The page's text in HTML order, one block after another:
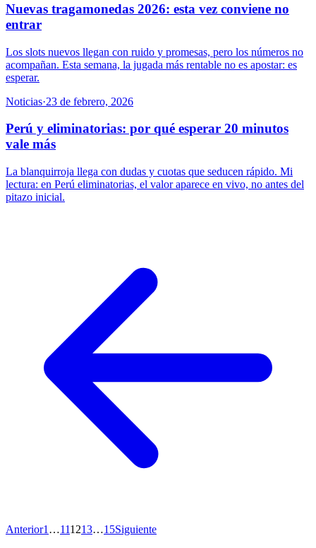
Nuevas tragamonedas 2026: esta vez conviene no
entrar
Los slots nuevos llegan con ruido y promesas, pero los números no
acompañan. Esta semana, la jugada más rentable no es apostar: es
esperar.
Noticias·23 de febrero, 2026
Perú y eliminatorias: por qué esperar 20 minutos
vale más
La blanquirroja llega con dudas y cuotas que seducen rápido. Mi
lectura: en Perú eliminatorias, el valor aparece en vivo, no antes del
pitazo inicial.
Anterior1 …111213…15Siguiente